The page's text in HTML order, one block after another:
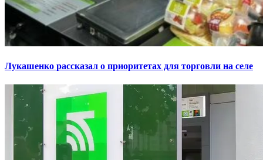
Лукашенко рассказал о приоритетах для торговли на селе